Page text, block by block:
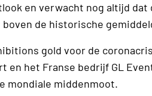
en verwacht nog altijd
de historische
gold voor de
en het Franse bedrijf GL
mondiale middenmoot.